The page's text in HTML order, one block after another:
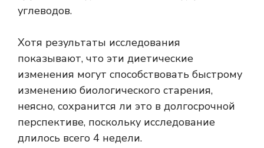
углеводов.
Хотя результаты исследования
показывают, что эти диетические
изменения могут способствовать быстрому
изменению биологического старения,
неясно, сохранится ли это в долгосрочной
перспективе, поскольку исследование
длилось всего 4 недели.